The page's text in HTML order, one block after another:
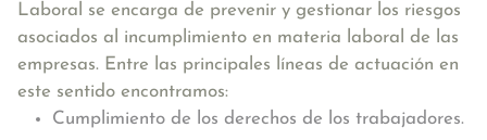
Laboral se encarga de prevenir y gestionar los riesgos
asociados al incumplimiento en materia laboral de las
empresas. Entre las principales líneas de actuación en
este sentido encontramos:
Cumplimiento de los derechos de los trabajadores.